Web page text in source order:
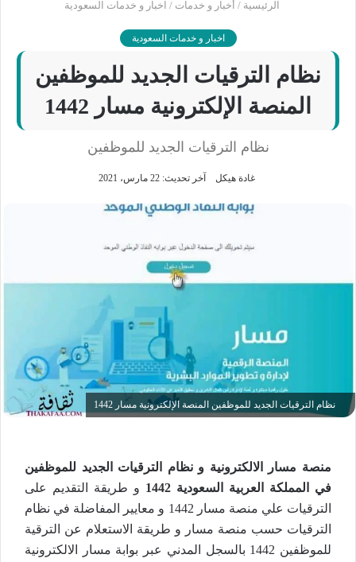
الرئيسية / أخبار و خدمات / اخبار و خدمات السعودية
اخبار و خدمات السعودية
نظام الترقيات الجديد للموظفين
المنصة الإلكترونية مسار 1442
نظام الترقيات الجديد للموظفين
غادة هيكل آخر تحديث: 22 مارس، 2021
نظام الترقيات الجديد للموظفين المنصة الإلكترونية مسار 1442
منصة مسار الالكترونية و نظام الترقيات الجديد للموظفين
في المملكة العربية السعودية 1442
و طريقة التقديم على
الترقيات علي منصة مسار 1442 و معايير المفاضلة في نظام
الترقيات حسب منصة مسار و طريقة الاستعلام عن الترقية
للموظفين 1442 بالسجل المدني عبر بوابة مسار الالكترونية